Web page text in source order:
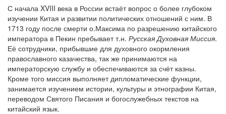
mail@apologia.ru
Отправить сообщение
С начала XVIII века в России встаёт вопрос о более глубоком
изучении Китая и развитии политических отношений с ним. В
1713 году после смерти о.Максима по разрешению китайского
императора в Пекин пребывает т.н. Русская Духовная Миссия.
Её сотрудники, прибывшие для духовного окормления
православного казачества, так же принимаются на
императорскую службу и обеспечиваются за счёт казны.
Кроме того миссия выполняет дипломатические функции,
занимается изучением истории, культуры и этнографии Китая,
переводом Святого Писания и богослужебных текстов на
китайский язык.